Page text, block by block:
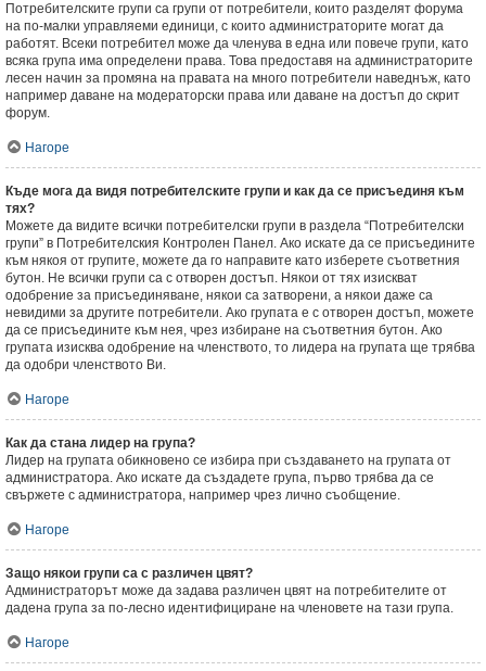
Потребителските групи са групи от потребители, които разделят форума
на по-малки управляеми единици, с които администраторите могат да
работят. Всеки потребител може да членува в една или повече групи, като
всяка група има определени права. Това предоставя на администраторите
лесен начин за промяна на правата на много потребители наведнъж, като
например даване на модераторски права или даване на достъп до скрит
форум.
Нагоре
Къде мога да видя потребителските групи и как да се присъединя към
тях?
Можете да видите всички потребителски групи в раздела “Потребителски
групи” в Потребителския Контролен Панел. Ако искате да се присъедините
към някоя от групите, можете да го направите като изберете съответния
бутон. Не всички групи са с отворен достъп. Някои от тях изискват
одобрение за присъединяване, някои са затворени, а някои даже са
невидими за другите потребители. Ако групата е с отворен достъп, можете
да се присъедините към нея, чрез избиране на съответния бутон. Ако
групата изисква одобрение на членството, то лидера на групата ще трябва
да одобри членството Ви.
Нагоре
Как да стана лидер на група?
Лидер на групата обикновено се избира при създаването на групата от
администратора. Ако искате да създадете група, първо трябва да се
свържете с администратора, например чрез лично съобщение.
Нагоре
Защо някои групи са с различен цвят?
Администраторът може да задава различен цвят на потребителите от
дадена група за по-лесно идентифициране на членовете на тази група.
Нагоре